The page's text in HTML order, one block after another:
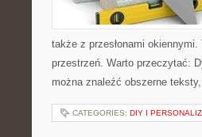
także z przesłonami
przestrzeń. Warto przeczytać:
można znaleźć obszerne
CATEGORIES: DIY I